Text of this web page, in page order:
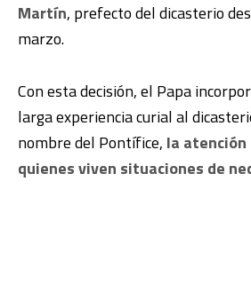
Martín, prefecto del dicasterio
marzo.
Con esta decisión, el Papa
larga experiencia curial al
nombre del Pontífice, la
quienes viven situaciones de